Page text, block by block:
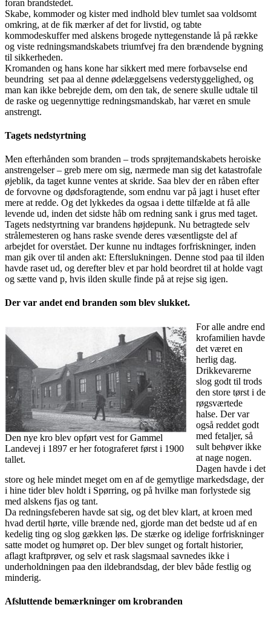
foran brandstedet.
Skabe, kommoder og kister med indhold blev tumlet saa voldsomt
omkring, at de fik mærker af det for livstid, og tabte
kommodeskuffer med alskens brogede nyttegenstande lå på række
og viste redningsmandskabets triumfvej fra den brændende bygning
til sikkerheden.
Kromanden og hans kone har sikkert med mere forbavselse end
beundring set paa al denne ødelæggelsens vederstyggelighed, og
man kan ikke bebrejde dem, om den tak, de senere skulle udtale til
de raske og uegennyttige redningsmandskab, har været en smule
anstrengt.
Tagets nedstyrtning
Men efterhånden som branden – trods sprøjtemandskabets heroiske
anstrengelser – greb mere om sig, nærmede man sig det katastrofale
øjeblik, da taget kunne ventes at skride. Saa blev der en råben efter
de forvovne og dødsforagtende, som endnu var på jagt i huset efter
mere at redde. Og det lykkedes da ogsaa i dette tilfælde at få alle
levende ud, inden det sidste håb om redning sank i grus med taget.
Tagets nedstyrtning var brandens højdepunk. Nu betragtede selv
strålemesteren og hans raske svende deres væsentligste del af
arbejdet for overstået. Der kunne nu indtages forfriskninger, inden
man gik over til anden akt: Efterslukningen. Denne stod paa til ilden
havde raset ud, og derefter blev et par hold beordret til at holde vagt
og sætte vand p, hvis ilden skulle finde på at rejse sig igen.
Der var andet end branden som blev slukket.
Den nye kro blev opført vest for Gammel
Landevej i 1897 er her fotograferet først i 1900
tallet.
For alle andre end
krofamilien havde
det været en
herlig dag.
Drikkevarerne
slog godt til trods
den store tørst i de
røgsværtede
halse. Der var
også reddet godt
med fetaljer, så
sult behøver ikke
at nage nogen.
Dagen havde i det
store og hele mindet meget om en af de gemytlige markedsdage, der
i hine tider blev holdt i Spørring, og på hvilke man forlystede sig
med alskens fjas og tant.
Da redningsfeberen havde sat sig, og det blev klart, at kroen med
hvad dertil hørte, ville brænde ned, gjorde man det bedste ud af en
kedelig ting og slog gækken løs. De stærke og idelige forfriskninger
satte modet og humøret op. Der blev sunget og fortalt historier,
aflagt kraftprøver, og selv et rask slagsmaal savnedes ikke i
underholdningen paa den ildebrandsdag, der blev både festlig og
minderig.
Afsluttende bemærkninger om krobranden